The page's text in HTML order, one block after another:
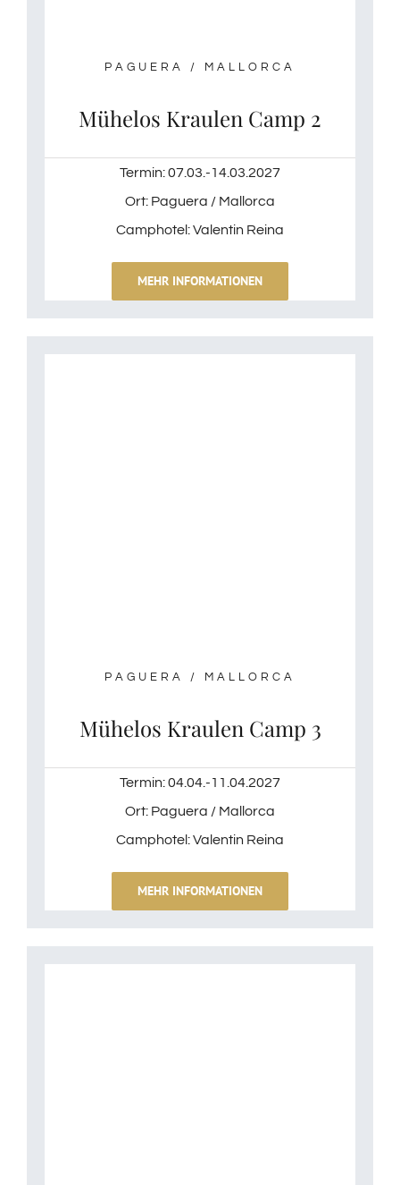
PAGUERA / MALLORCA
Mühelos Kraulen Camp 2
Termin: 07.03.-14.03.2027
Ort: Paguera / Mallorca
Camphotel: Valentin Reina
MEHR INFORMATIONEN
PAGUERA / MALLORCA
Mühelos Kraulen Camp 3
Termin: 04.04.-11.04.2027
Ort: Paguera / Mallorca
Camphotel: Valentin Reina
MEHR INFORMATIONEN